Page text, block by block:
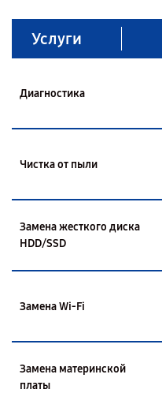
Услуги
Диагностика
Чистка от пыли
Замена жесткого диска
HDD/SSD
Замена Wi-Fi
Замена материнской
платы